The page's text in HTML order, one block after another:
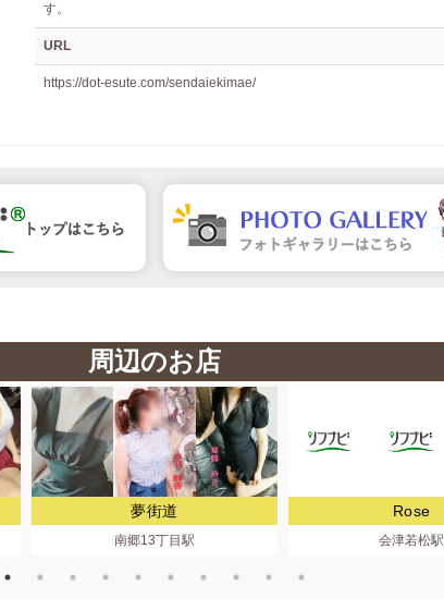
す。
URL
https://dot-esute.com/sendaiekimae/
周辺のお店
夢街道
南郷13丁目駅
Rose
会津若松駅